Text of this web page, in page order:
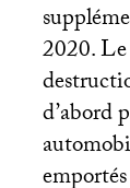
2020. Le
d’abord